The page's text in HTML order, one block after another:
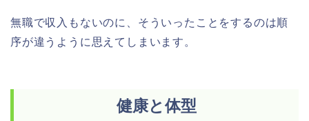
無職で収入もないのに、そういったことをするのは順
序が違うように思えてしまいます。
健康と体型